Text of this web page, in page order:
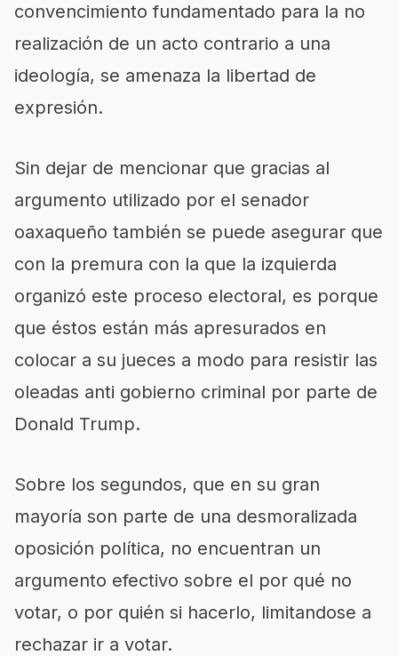
convencimiento fundamentado para la no
realización de un acto contrario a una
ideología, se amenaza la libertad de
expresión.
Sin dejar de mencionar que gracias al
argumento utilizado por el senador
oaxaqueño también se puede asegurar que
con la premura con la que la izquierda
organizó este proceso electoral, es porque
que éstos están más apresurados en
colocar a su jueces a modo para resistir las
oleadas anti gobierno criminal por parte de
Donald Trump.
Sobre los segundos, que en su gran
mayoría son parte de una desmoralizada
oposición política, no encuentran un
argumento efectivo sobre el por qué no
votar, o por quién si hacerlo, limitandose a
rechazar ir a votar.